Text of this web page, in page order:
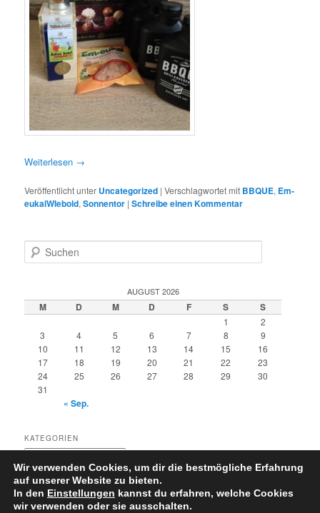
Weiterlesen →
Veröffentlicht unter Uncategorized |Verschlagwortet mit BBQUE, Em-
eukalWIebold,Sonnentor |Schreibe einen Kommentar
u
e
n
AUGUST 2026
M D M D F S S
1
2
3
4 5 6 7 8
9
10
11 12 13 14 15
16
17
18 19 20 21 22
23
24
25 26 27 28 29
30
31
« Sep.
KATEGORIEN
Kategorien
Datenschutzerklärung Stolz präsentiert von WordPress
Wir verwenden Cookies, um dir die bestmögliche Erfahrung
auf unserer Website zu bieten.
In den Einstellungen kannst du erfahren, welche Cookies
wir verwenden oder sie ausschalten.